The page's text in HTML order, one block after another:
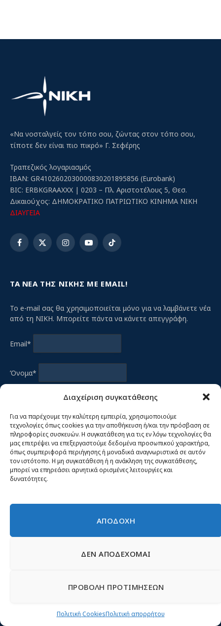
Διαχείριση συγκατάθεσης
Για να παρέχουμε την καλύτερη εμπειρία, χρησιμοποιούμε
τεχνολογίες όπως cookies για την αποθήκευση ή/και την πρόσβαση σε
πληροφορίες συσκευών. Η συγκατάθεση για τις εν λόγω τεχνολογίες θα
μας επιτρέψει να επεξεργαστούμε δεδομένα προσωπικού χαρακτήρα,
όπως συμπεριφορά περιήγησης ή μοναδικά αναγνωριστικά σε αυτόν
τον ιστότοπο. Η μη συγκατάθεση ή η ανάκληση της συγκατάθεσης,
μπορεί να επηρεάσει αρνητικά ορισμένες λειτουργίες και
δυνατότητες.
ΑΠΟΔΟΧΗ
ΔΕΝ ΑΠΟΔΕΧΟΜΑΙ
ΠΡΟΒΟΛΗ ΠΡΟΤΙΜΗΣΕΩΝ
Πολιτική CookiesΠολιτική απορρήτου
«Να νοσταλγείς τον τόπο σου, ζώντας στον τόπο σου,
τίποτε δεν είναι πιο πικρό» Γ. Σεφέρης
Τραπεζικός λογαριασμός
IBAN: GR4102602030000830201895856 (Eurobank)
BIC: ERBKGRAAXXX | 0203 – Πλ. Αριστοτέλους 5, Θεσ.
Δικαιούχος: ΔΗΜΟΚΡΑΤΙΚΟ ΠΑΤΡΙΩΤΙΚΟ ΚΙΝΗΜΑ ΝΙΚΗ
ΔΙΑΥΓΕΙΑ
Facebook
X
InstagramYouTubeTikTok
ΤΑ ΝΕΑ ΤΗΣ ΝΙΚΗΣ ΜΕ EMAIL!
Το e-mail σας θα χρησιμοποιείται μόνο για να λαμβάνετε νέα
από τη ΝΙΚΗ. Μπορείτε πάντα να κάνετε απεγγράφη.
Email*
Όνομα*
Συμφωνώ με τηνΠολιτική Απορρήτου
e-mail επικοινωνίας:info@nikh.gr
Κίνημα ΝΙΚΗ – Ποιοι είμαστε, αρχές & δράση
Όργανα και ομάδες